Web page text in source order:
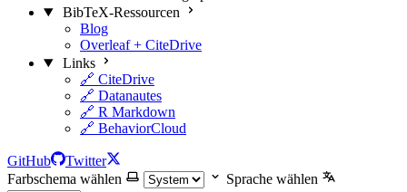
BibTeX-Ressourcen
Blog
Overleaf + CiteDrive
Links
🔗 CiteDrive
🔗 Datanautes
🔗 R Markdown
🔗 BehaviorCloud
GitHub
Twitter
Farbschema wählen
Sprache wählen